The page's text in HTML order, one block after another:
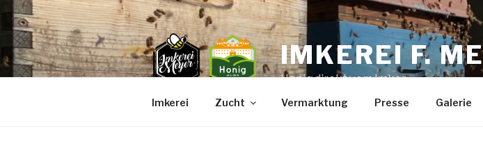
Zum
Inhalt
springen
IMKEREI F.
Honig direkt vom Imker
Imkerei Zucht Vermarktung Presse Galerie